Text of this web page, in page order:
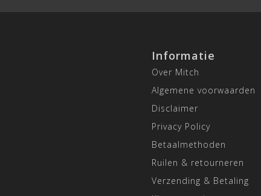
Informatie
Over Mitch
Algemene voorwaarden
Disclaimer
Privacy Policy
Betaalmethoden
Ruilen & retourneren
Verzending & Betaling